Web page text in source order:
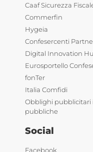
Caaf Sicurezza
Commerfin
Hygeia
Confesercenti
Digital Innovation
Eurosportello
fonTer
Italia Comfidi
Obblighi pubblicitari
pubbliche
Social
Facebook